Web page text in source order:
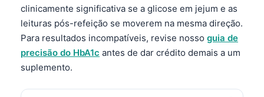
clinicamente significativa se a glicose em jejum e as
leituras pós-refeição se moverem na mesma direção.
Para resultados incompatíveis, revise nosso guia de
precisão do HbA1c antes de dar crédito demais a um
suplemento.
Català
Қазақ тілі
Suomi
Hrvatski